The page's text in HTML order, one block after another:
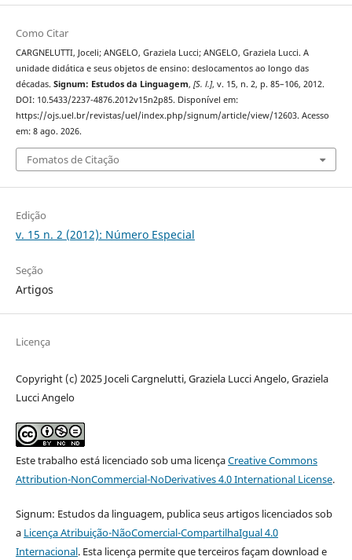
Como Citar
CARGNELUTTI, Joceli; ANGELO, Graziela Lucci; ANGELO, Graziela Lucci. A
unidade didática e seus objetos de ensino: deslocamentos ao longo das
décadas. Signum: Estudos da Linguagem, [S. l.], v. 15, n. 2, p. 85–106, 2012.
DOI: 10.5433/2237-4876.2012v15n2p85. Disponível em:
https://ojs.uel.br/revistas/uel/index.php/signum/article/view/12603. Acesso
em: 8 ago. 2026.
Fomatos de Citação
Edição
v. 15 n. 2 (2012): Número Especial
Seção
Artigos
Licença
Copyright (c) 2025 Joceli Cargnelutti, Graziela Lucci Angelo, Graziela
Lucci Angelo
Este trabalho está licenciado sob uma licençaCreative Commons
Attribution-NonCommercial-NoDerivatives 4.0 International License.
Signum: Estudos da linguagem, publica seus artigos licenciados sob
a Licença Atribuição-NãoComercial-CompartilhaIgual 4.0
Internacional. Esta licença permite que terceiros façam download e